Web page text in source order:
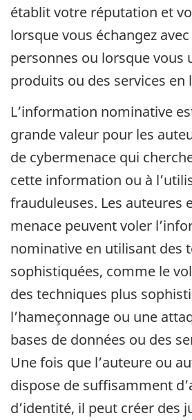
établit votre réputation et
lorsque vous échangez avec
personnes ou lorsque vous
produits ou des services en
L’information nominative
grande valeur pour les
de cybermenace qui
cette information ou à
frauduleuses. Les auteures
menace peuvent voler
nominative en utilisant des
sophistiquées, comme le
des techniques plus
l’hameçonnage ou une
bases de données ou des
Une fois que l’auteure ou
dispose de suffisamment
d’identité, il peut créer des